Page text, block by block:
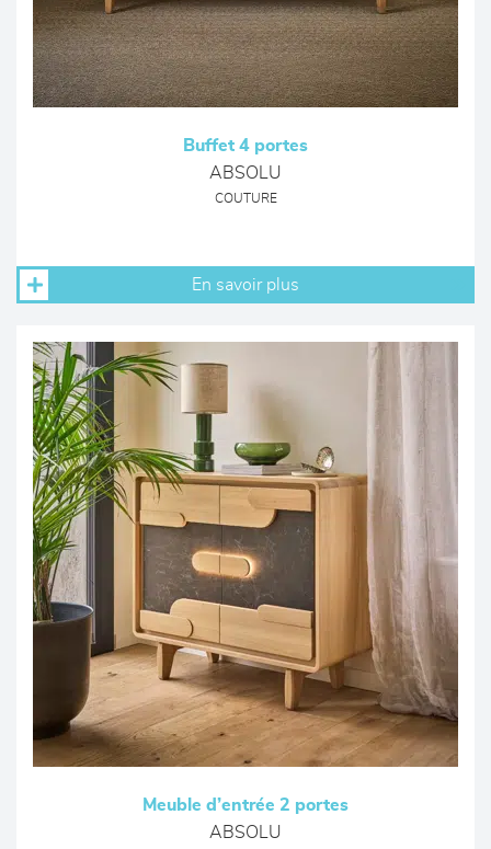
Buffet 4 portes
ABSOLU
COUTURE
En savoir plus
Meuble d’entrée 2 portes
ABSOLU